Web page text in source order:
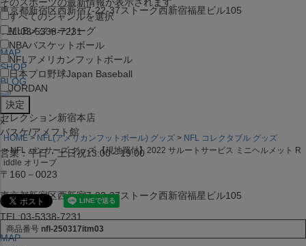
東京都新宿区西新宿7-22-37ストーク西新宿福星ビル105
TEL:03-5338-7231
MAP
SHOP
BLOG
セレクション新宿本店
バスケ/アメフト館
営業：平日・土日祝13:00～19:00
〒160－0023
東京都新宿区西新宿7-22-37ストーク西新宿福星ビル105
TEL:03-5338-7231
MAP
すべてのジャンルを選択
MLBメジャーリーグ
NBAバスケットボール
NFL アメリカンフットボール
日本プロ野球Japan Baseball
JORDAN
x
HOME NFL(アメリカンフットボール) グッズ
NFL コレクタブル グッズ
NFL パンサーズ グッズ 【現地買付】2022 サルートサービス ミニヘルメット R
iddle オリーブ
商品番号 nfl-250317itm03